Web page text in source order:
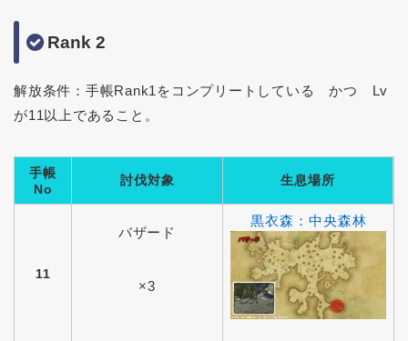
Rank 2
解放条件：手帳Rank1をコンプリートしている かつ Lv
が11以上であること。
手帳
No
討伐対象 生息場所
11
バザード
×3
黒衣森：中央森林